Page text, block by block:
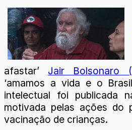
afastar’ Jair Bolsonaro
‘amamos a vida e o
intelectual foi publicada
motivada pelas ações do
vacinação de crianças.